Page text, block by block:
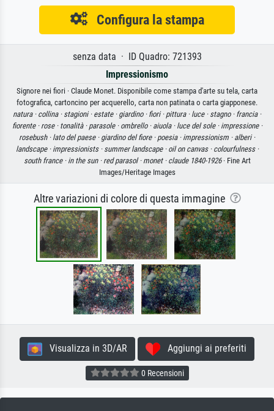
Configura la stampa
senza data · ID Quadro: 721393
Impressionismo
Signore nei fiori · Claude Monet. Disponibile come stampa d'arte su tela, carta
fotografica, cartoncino per acquerello, carta non patinata o carta giapponese.
natura · collina · stagioni · estate · giardino · fiori · pittura · luce · stagno · francia ·
fiorente · rose · tonalità · parasole · ombrello · aiuola · luce del sole · impressione ·
rosebush · lato del paese · giardino del fiore · poesia · impressionism · alberi ·
landscape · impressionists · summer landscape · oil on canvas · colourfulness ·
south france · in the sun · red parasol · monet · claude 1840-1926· Fine Art
Images/Heritage Images
Altre variazioni di colore di questa immagine
Visualizza in 3D/AR Aggiungi ai preferiti
0 Recensioni